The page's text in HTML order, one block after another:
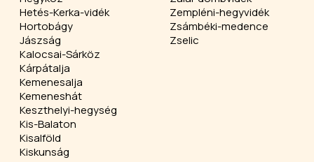
Hetés-Kerka-vidék
Hortobágy
Jászság
Kalocsai-Sárköz
Kárpátalja
Kemenesalja
Kemeneshát
Keszthelyi-hegység
Kis-Balaton
Kisalföld
Kiskunság
Zempléni-hegyvidék
Zsámbéki-medence
Zselic